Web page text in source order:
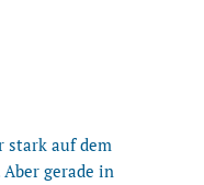
stark auf dem
gerade in